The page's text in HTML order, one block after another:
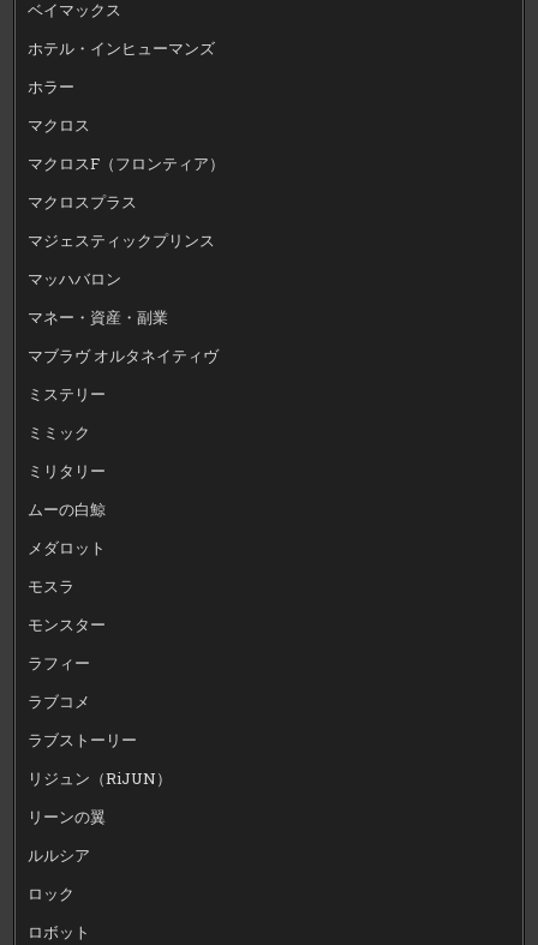
ベイマックス
ホテル・インヒューマンズ
ホラー
マクロス
マクロスF（フロンティア）
マクロスプラス
マジェスティックプリンス
マッハバロン
マネー・資産・副業
マブラヴ オルタネイティヴ
ミステリー
ミミック
ミリタリー
ムーの白鯨
メダロット
モスラ
モンスター
ラフィー
ラブコメ
ラブストーリー
リジュン（RiJUN）
リーンの翼
ルルシア
ロック
ロボット